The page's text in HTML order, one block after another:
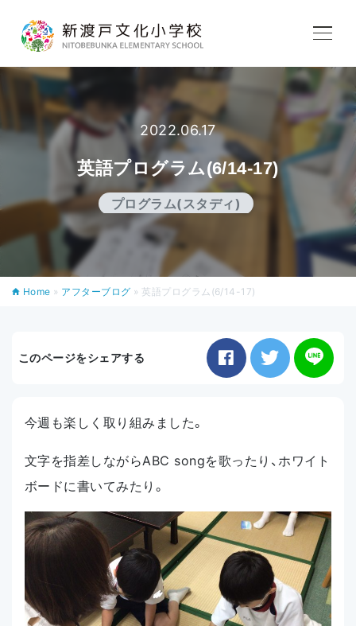
教育内容
学校生活
入学案内
2022.06.17
英語プログラム(6/14-17)
プログラム(スタディ)
Home » アフターブログ » 英語プログラム(6/14-17)
このページをシェアする
今週も楽しく取り組みました。
文字を指差しながらABC songを歌ったり、ホワイト
ボードに書いてみたり。